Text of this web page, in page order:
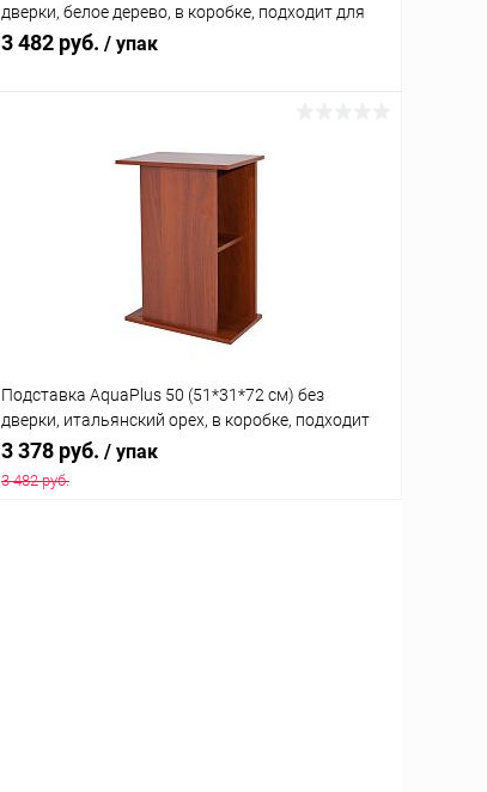
дверки, белое дерево, в коробке, подходит для
моделей аквариумов STD П60
3 482 руб. / упак
В наличии
Подставка AquaPlus 50 (51*31*72 см) без
дверки, итальянский орех, в коробке, подходит
для моделей аквариумов STD П60
3 378 руб. / упак
3 482 руб.